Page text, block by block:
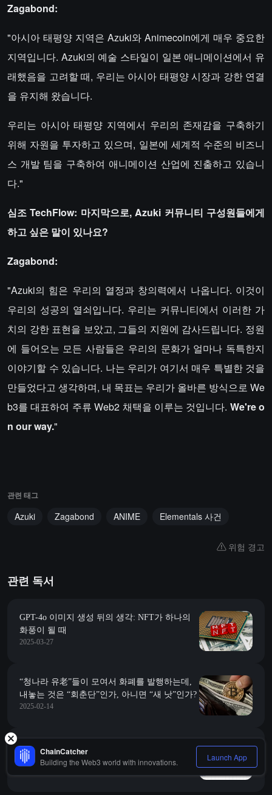
Zagabond:
"아시아 태평양 지역은 Azuki와 Animecoin에게 매우 중요한
지역입니다. Azuki의 예술 스타일이 일본 애니메이션에서 유
래했음을 고려할 때, 우리는 아시아 태평양 시장과 강한 연결
을 유지해 왔습니다.
우리는 아시아 태평양 지역에서 우리의 존재감을 구축하기
위해 자원을 투자하고 있으며, 일본에 세계적 수준의 비즈니
스 개발 팀을 구축하여 애니메이션 산업에 진출하고 있습니
다."
심조 TechFlow: 마지막으로, Azuki 커뮤니티 구성원들에게
하고 싶은 말이 있나요?
Zagabond:
"Azuki의 힘은 우리의 열정과 창의력에서 나옵니다. 이것이
우리의 성공의 열쇠입니다. 우리는 커뮤니티에서 이러한 가
치의 강한 표현을 보았고, 그들의 지원에 감사드립니다. 정원
에 들어오는 모든 사람들은 우리의 문화가 얼마나 독특한지
이야기할 수 있습니다. 나는 우리가 여기서 매우 특별한 것을
만들었다고 생각하며, 내 목표는 우리가 올바른 방식으로 We
b3를 대표하여 주류 Web2 채택을 이루는 것입니다. We're o
n our way."
관련 태그
Azuki Zagabond ANIME Elementals 사건
위험 경고
관련 독서
GPT-4o 이미지 생성 뒤의 생각: NFT가 하나의
화풍이 될 때
2025-03-27
“청나라 유老”들이 모여서 화폐를 발행하는데,
내놓는 것은 “회춘단”인가, 아니면 “새 낫”인가?
2025-02-14
일일 보고서 | Bitwise, CoinShares가 도지코인 관
련 ETF 등록 신청; Binance Alpha에 VINE,
ChainCatcher
Building the Web3 world with innovations. Launch App